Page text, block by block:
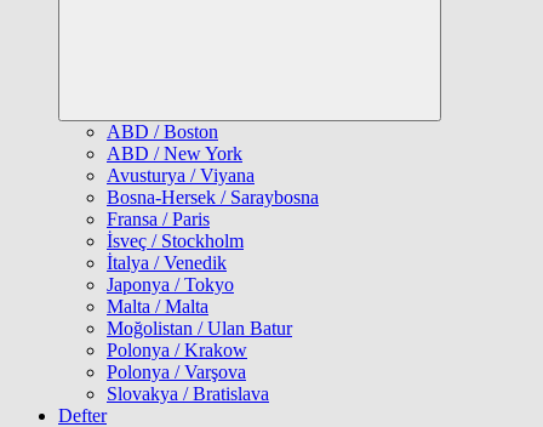
ABD / Boston
ABD / New York
Avusturya / Viyana
Bosna-Hersek / Saraybosna
Fransa / Paris
İsveç / Stockholm
İtalya / Venedik
Japonya / Tokyo
Malta / Malta
Moğolistan / Ulan Batur
Polonya / Krakow
Polonya / Varşova
Slovakya / Bratislava
Defter